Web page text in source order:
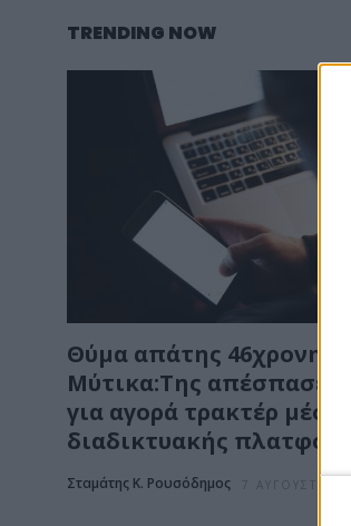
TRENDING NOW
Θύμα απάτης 46χρονη
Μύτικα:Της απέσπασε
για αγορά τρακτέρ μέσω
διαδικτυακής
Σταμάτης Κ. Ρουσόδημος 7 ΑΥΓΟΎΣΤΟΥ